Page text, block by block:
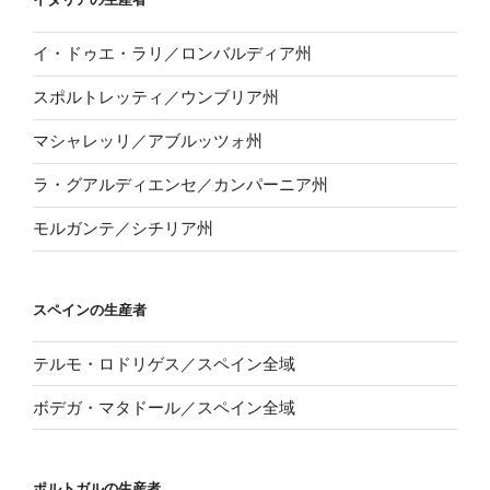
イ・ドゥエ・ラリ／ロンバルディア州
スポルトレッティ／ウンブリア州
マシャレッリ／アブルッツォ州
ラ・グアルディエンセ／カンパーニア州
モルガンテ／シチリア州
スペインの生産者
テルモ・ロドリゲス／スペイン全域
ボデガ・マタドール／スペイン全域